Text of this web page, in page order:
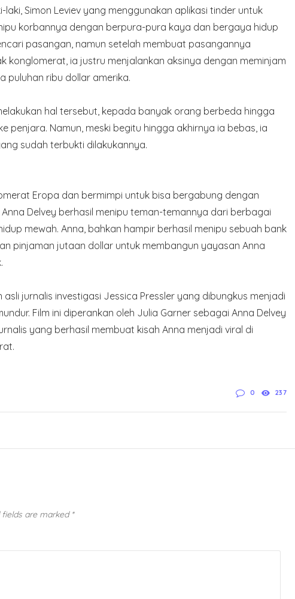
Simon Leviev yang menggunakan aplikasi tinder untuk
korbannya dengan berpura-pura kaya dan bergaya hidup
pasangan, namun setelah membuat pasangannya
konglomerat, ia justru menjalankan aksinya dengan meminjam
puluhan ribu dollar amerika.
hal tersebut, kepada banyak orang berbeda hingga
penjara. Namun, meski begitu hingga akhirnya ia bebas, ia
sudah terbukti dilakukannya.
Eropa dan bermimpi untuk bisa bergabung dengan
Delvey berhasil menipu teman-temannya dari berbagai
mewah. Anna, bahkan hampir berhasil menipu sebuah bank
pinjaman jutaan dollar untuk membangun yayasan Anna
jurnalis investigasi Jessica Pressler yang dibungkus menjadi
Film ini diperankan oleh Julia Garner sebagai Anna Delvey
yang berhasil membuat kisah Anna menjadi viral di
0 237
fields are marked *